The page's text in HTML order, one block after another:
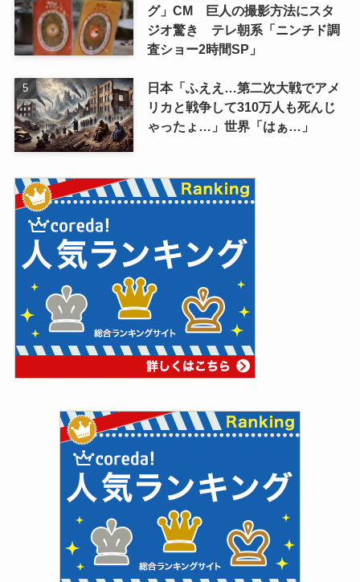
グ」CM 巨人の撮影方法にスタ
ジオ驚き テレ朝系「ニンチド調
査ショー2時間SP」
日本「ふええ…第二次大戦でアメ
リカと戦争して310万人も死んじ
ゃったょ…」世界「はぁ…」